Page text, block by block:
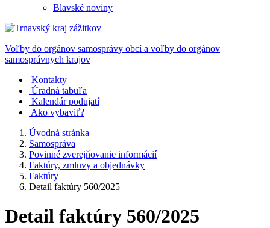
Blavské noviny
Voľby do orgánov samosprávy obcí a voľby do orgánov
samosprávnych krajov
Kontakty
Úradná tabuľa
Kalendár podujatí
Ako vybaviť?
Úvodná stránka
Samospráva
Povinné zverejňovanie informácií
Faktúry, zmluvy a objednávky
Faktúry
Detail faktúry 560/2025
Detail faktúry 560/2025